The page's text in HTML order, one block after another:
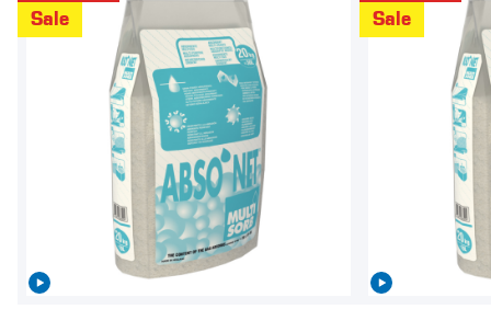
Sale Sale